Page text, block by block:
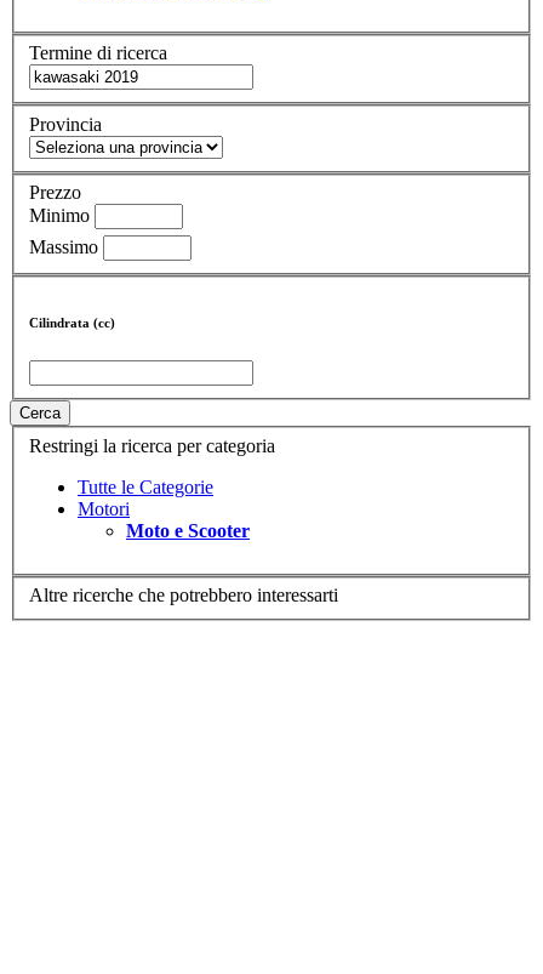
Termine di ricerca
Provincia
Prezzo
Minimo
Massimo
Cilindrata (cc)
Cerca
Restringi la ricerca per categoria
Tutte le Categorie
Motori
Moto e Scooter
Altre ricerche che potrebbero interessarti